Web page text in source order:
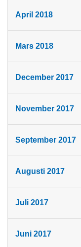
April 2018
Mars 2018
December 2017
November 2017
September 2017
Augusti 2017
Juli 2017
Juni 2017